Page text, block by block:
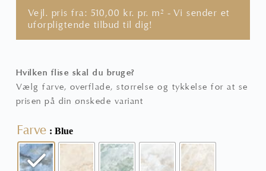
Vejl. pris fra: 510,00kr. pr. m² - Vi sender et
uforpligtende tilbud til dig!
Hvilken flise skal du bruge?
Vælg farve, overflade, størrelse og tykkelse for at se
prisen på din ønskede variant
Farve : Blue